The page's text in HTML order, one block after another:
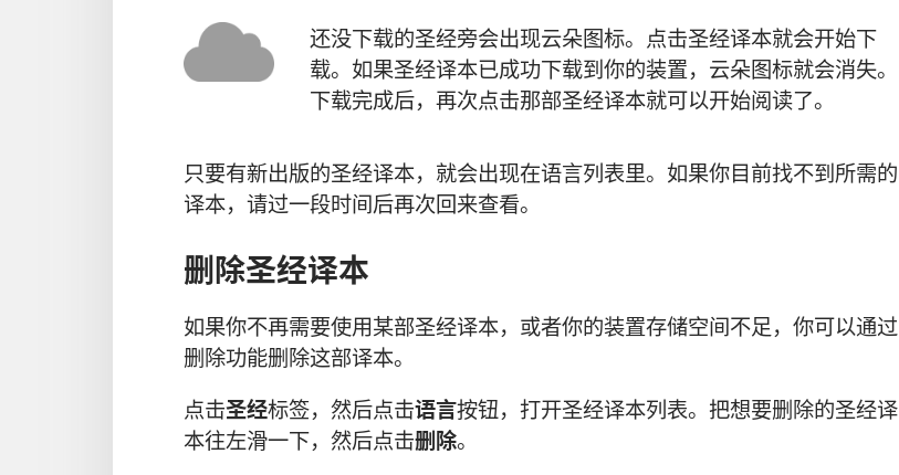
还没下载的圣经旁会出现云朵图标。点击圣经译本就会开始下
载。如果圣经译本已成功下载到你的装置，云朵图标就会消失。
下载完成后，再次点击那部圣经译本就可以开始阅读了。
只要有新出版的圣经译本，就会出现在语言列表里。如果你目前找不到所需的
译本，请过一段时间后再次回来查看。
删除圣经译本
如果你不再需要使用某部圣经译本，或者你的装置存储空间不足，你可以通过
删除功能删除这部译本。
点击圣经标签，然后点击语言按钮，打开圣经译本列表。把想要删除的圣经译
本往左滑一下，然后点击删除。